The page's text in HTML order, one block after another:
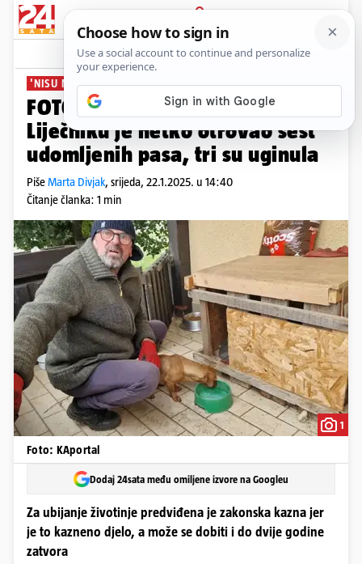
PRIJAVA
News Komentari
'NISU NIKOME SMETALI'
FOTO Užas kod Karlovca:
Liječniku je netko otrovao šest
udomljenih pasa, tri su uginula
PišeMarta Divjak, srijeda, 22.1.2025. u 14:40
Čitanje članka: 1 min
1
Foto: KAportal
Dodaj 24sata među omiljene izvore na Googleu
Za ubijanje životinje predviđena je zakonska kazna jer
je to kazneno djelo, a može se dobiti i do dvije godine
zatvora